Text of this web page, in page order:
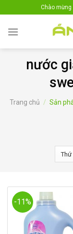
to
content
Chào mừng
nước
Trang chủ / Sản
-11%